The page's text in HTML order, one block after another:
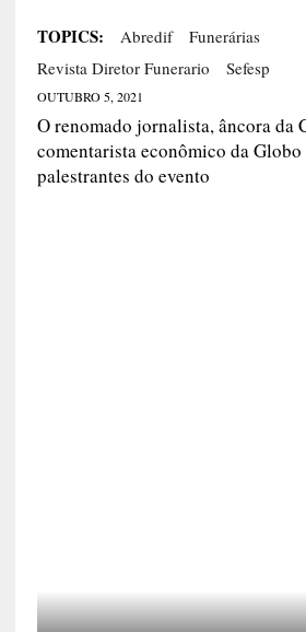
TOPICS: Abredif
Funerárias
Revista Diretor Funerario
Sefesp
OUTUBRO 5, 2021
O renomado jornalista, âncora da
comentarista econômico da Globo
palestrantes do evento